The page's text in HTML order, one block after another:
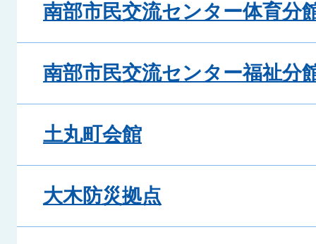
南部市民交流センター体育分
南部市民交流センター福祉分
土丸町会館
大木防災拠点